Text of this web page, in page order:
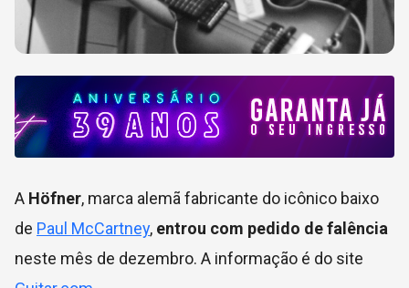
A Höfner, marca alemã fabricante do icônico baixo
de Paul McCartney, entrou com pedido de falência
neste mês de dezembro. A informação é do site